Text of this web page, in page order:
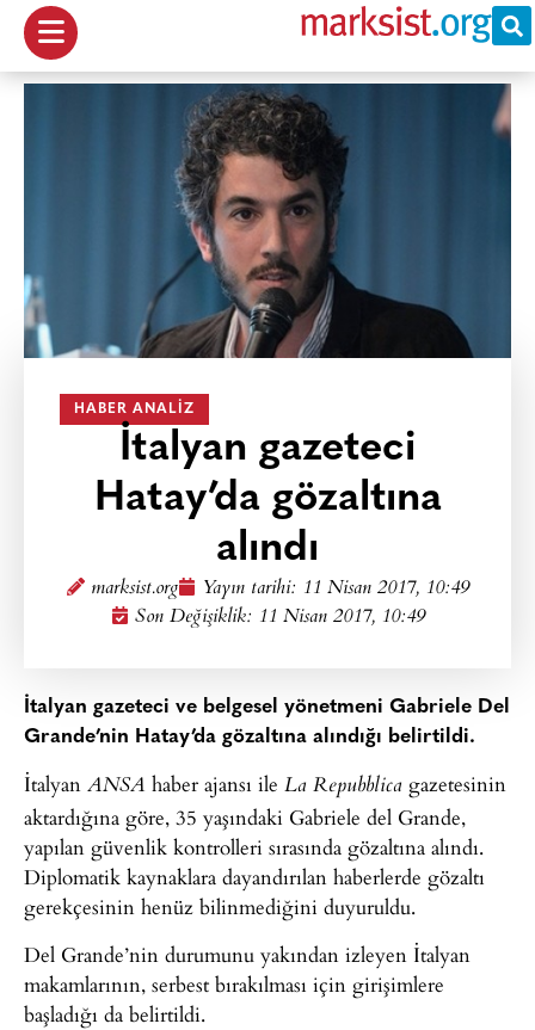
HABER ANALIZ
İtalyan gazeteci
Hatay’da gözaltına
alındı
marksist.org Yayın tarihi: 11 Nisan 2017, 10:49
Son Değişiklik: 11 Nisan 2017, 10:49
İtalyan gazeteci ve belgesel yönetmeni Gabriele Del
Grande’nin Hatay’da gözaltına alındığı belirtildi.
İtalyan ANSA haber ajansı ile La Repubblica gazetesinin
aktardığına göre, 35 yaşındaki Gabriele del Grande,
yapılan güvenlik kontrolleri sırasında gözaltına alındı.
Diplomatik kaynaklara dayandırılan haberlerde gözaltı
gerekçesinin henüz bilinmediğini duyuruldu.
Del Grande’nin durumunu yakından izleyen İtalyan
makamlarının, serbest bırakılması için girişimlere
başladığı da belirtildi.